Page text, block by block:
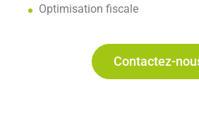
Optimisation fiscale
Contactez-